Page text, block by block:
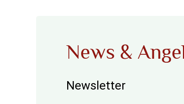
News &
Newsletter